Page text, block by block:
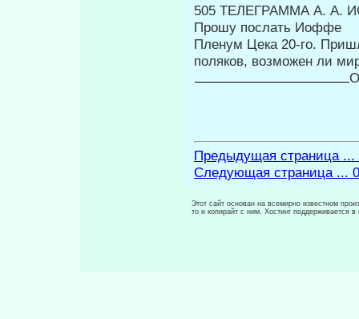
505 ТЕЛЕГРАММА А. А.
Прошу послать Иоффе
Пленум Цека 20-го.
поляков, возможен ли
Предыдущая страница ...
Следующая страница ... 0
Этот сайт основан на всемирно известном
то и копирайт с ним. Хостинг поддерживается